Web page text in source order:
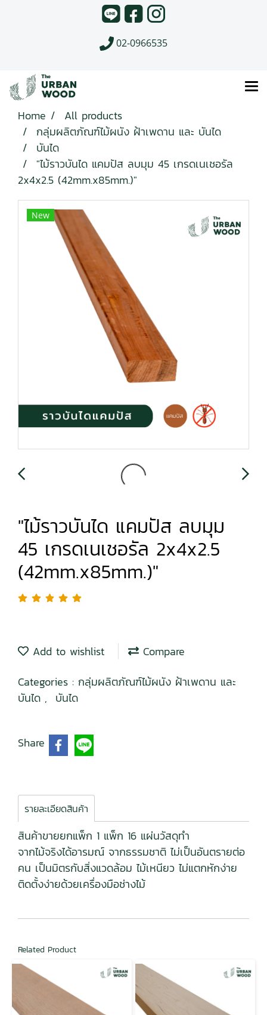
02-0966535
Home
All products
กลุ่มผลิตภัณฑ์ไม้ผนัง ฝ้าเพดาน และ บันได
บันได
"ไม้ราวบันได แคมปัส ลบมุม 45 เกรดเนเชอรัล
2x4x2.5 (42mm.x85mm.)"
New
"ไม้ราวบันได แคมปัส ลบมุม
45 เกรดเนเชอรัล 2x4x2.5
(42mm.x85mm.)"
Add to wishlist
Compare
Categories : กลุ่มผลิตภัณฑ์ไม้ผนัง ฝ้าเพดาน และ
บันได , บันได
Share
รายละเอียดสินค้า
สินค้าขายยกแพ็ก 1 แพ็ก 16 แผ่นวัสดุทำ
จากไม้จริงได้อารมณ์ จากธรรมชาติ ไม่เป็นอันตรายต่อ
คน เป็นมิตรกับสิ่งแวดล้อม ไม้เหนียว ไม่แตกหักง่าย
ติดตั้งง่ายด้วยเครื่องมือช่างไม้
Related Product